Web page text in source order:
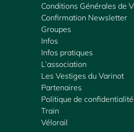
Conditions Générales de
Confirmation Newsletter
Groupes
Infos
Infos pratiques
L’association
Les Vestiges du Varinot
Partenaires
Politique de confidentialité
Train
Vélorail